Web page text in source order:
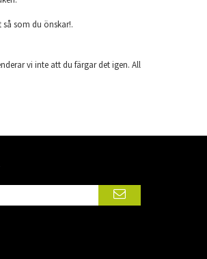
som du önskar!.
vi inte att du färgar det igen. All